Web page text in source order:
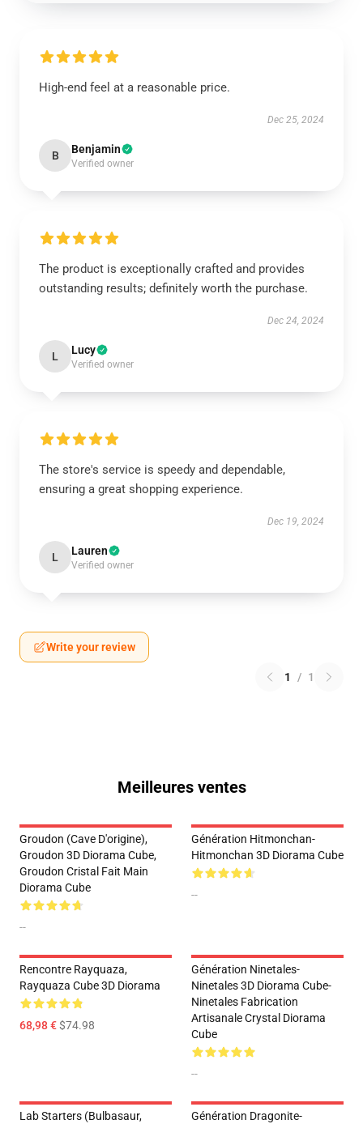
High-end feel at a reasonable price.
Dec 25, 2024
B Benjamin
Verified owner
The product is exceptionally crafted and provides
outstanding results; definitely worth the purchase.
Dec 24, 2024
L Lucy
Verified owner
The store's service is speedy and dependable,
ensuring a great shopping experience.
Dec 19, 2024
L Lauren
Verified owner
Write your review
1 / 1
Meilleures ventes
Groudon (Cave D'origine),
Groudon 3D Diorama Cube,
Groudon Cristal Fait Main
Diorama Cube
--
Génération Hitmonchan-
Hitmonchan 3D Diorama Cube
--
Rencontre Rayquaza,
Rayquaza Cube 3D Diorama
68,98 €$74.98
Génération Ninetales-
Ninetales 3D Diorama Cube-
Ninetales Fabrication
Artisanale Crystal Diorama
Cube
--
Lab Starters (Bulbasaur,
Génération Dragonite-